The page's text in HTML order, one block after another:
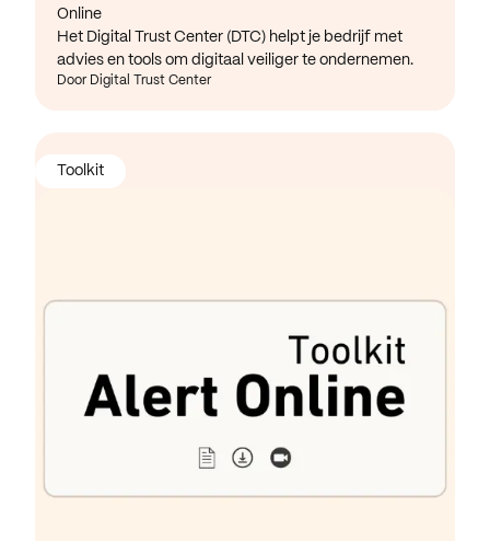
Online
Het Digital Trust Center (DTC) helpt je bedrijf met
advies en tools om digitaal veiliger te ondernemen.
Door Digital Trust Center
Toolkit